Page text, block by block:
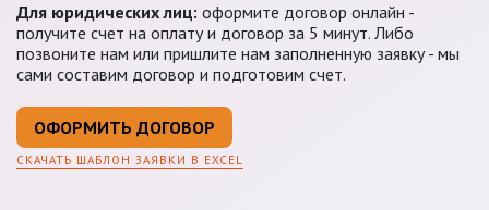
Для юридических лиц: оформите договор онлайн -
получите счет на оплату и договор за 5 минут. Либо
позвоните нам или пришлите нам заполненную заявку - мы
сами составим договор и подготовим счет.
ОФОРМИТЬ ДОГОВОР
СКАЧАТЬ ШАБЛОН ЗАЯВКИ В EXCEL